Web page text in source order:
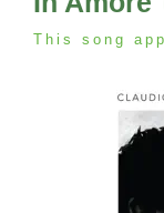
This song